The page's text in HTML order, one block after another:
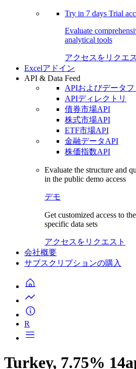
Try in 7 days Trial
Evaluate
analytical tools
アクセスをリクエ
Excelアドイン
API & Data Feed
APIおよびデータフ
APIディレクトリ
債券市場API
株式市場API
ETF市場API
金融データAPI
株価指数API
Evaluate the structure and
in the public demo access
デモ
Get customized access to the
specific data sets
アクセスをリクエスト
会社概要
サブスクリプションの購入
R
Turkey, 7.75%